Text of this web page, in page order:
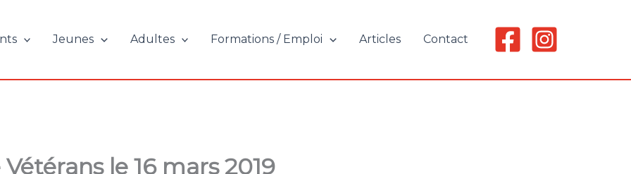
Jeunes Adultes Formations / Emploi Articles Contact
le 16 mars 2019